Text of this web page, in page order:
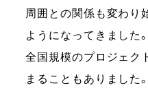
周囲との関係も変わり
ようになってきました。
全国規模のプロジェク
まることもありました